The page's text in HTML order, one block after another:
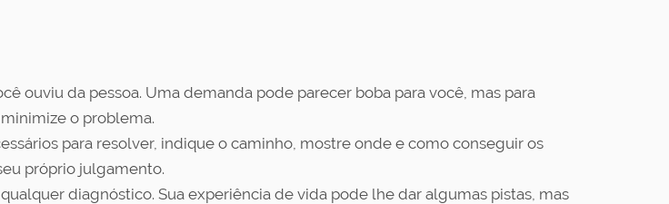
ouviu da pessoa. Uma demanda pode parecer boba para você, mas para
o problema.
para resolver, indique o caminho, mostre onde e como conseguir os
próprio julgamento.
diagnóstico. Sua experiência de vida pode lhe dar algumas pistas, mas